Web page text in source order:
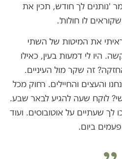
'נותנים לך חודש, תכין את
לו חולות'.
את המיטות של השתי
היו לי דמעות בעין, כאילו
זה שקר מול העיניים.
והעצים והחיילים. רחוק מכל
לוקח שעה להגיע לבאר שבע.
לך שעתיים על אוטובוסים. ועוד
ביום.